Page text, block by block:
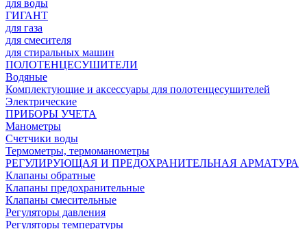
для воды
ГИГАНТ
для газа
для смесителя
для стиральных машин
ПОЛОТЕНЦЕСУШИТЕЛИ
Водяные
Комплектующие и аксессуары для полотенцесушителей
Электрические
ПРИБОРЫ УЧЕТА
Манометры
Счетчики воды
Термометры, термоманометры
РЕГУЛИРУЮЩАЯ И ПРЕДОХРАНИТЕЛЬНАЯ АРМАТУРА
Клапаны обратные
Клапаны предохранительные
Клапаны смесительные
Регуляторы давления
Регуляторы температуры